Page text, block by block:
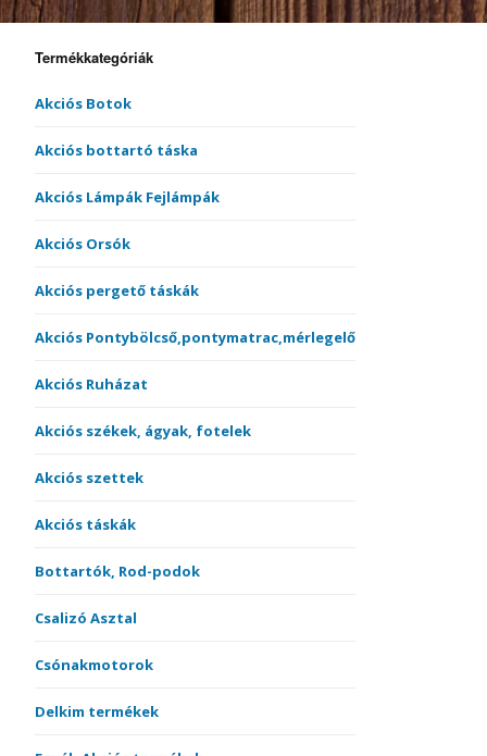
Termékkategóriák
Akciós Botok
Akciós bottartó táska
Akciós Lámpák Fejlámpák
Akciós Orsók
Akciós pergető táskák
Akciós Pontybölcső,pontymatrac,mérlegelő
Akciós Ruházat
Akciós székek, ágyak, fotelek
Akciós szettek
Akciós táskák
Bottartók, Rod-podok
Csalizó Asztal
Csónakmotorok
Delkim termékek